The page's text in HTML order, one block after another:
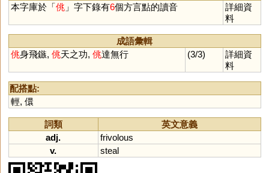
本字庫於「佻」字下錄有6個方言點的讀音
詳細資
料
成語彙輯
佻身飛鏃, 佻天之功, 佻達無行 (3/3)
詳細資
料
配搭點:
輕, 儇
詞類
英文意義
adj.
frivolous
v.
steal